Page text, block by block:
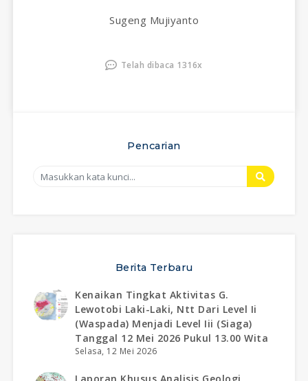
Sugeng Mujiyanto
Telah dibaca 1316x
Pencarian
Berita Terbaru
Kenaikan Tingkat Aktivitas G.
Lewotobi Laki-Laki, Ntt Dari Level Ii
(waspada) Menjadi Level Iii (siaga)
Tanggal 12 Mei 2026 Pukul 13.00 Wita
Selasa, 12 Mei 2026